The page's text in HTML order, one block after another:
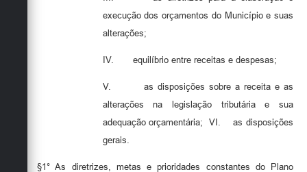
execução dos orçamentos do Município e suas
alterações;
IV. equilíbrio entre receitas e despesas;
V.
as disposições sobre a receita e as
alterações na legislação tributária e sua
adequação orçamentária;
VI.
as disposições
gerais.
§1° As diretrizes, metas e prioridades constantes do Plano